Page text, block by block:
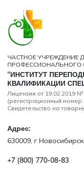
ЧАСТНОЕ УЧРЕЖДЕНИЕ
ПРОФЕССИОНАЛЬНОГО
"ИНСТИТУТ
КВАЛИФИКАЦИИ
Лицензия от 19.02.2019
(регистрационный номер
Свидетельство на
Адрес:
630009, г
+7 (800) 770‑08‑83